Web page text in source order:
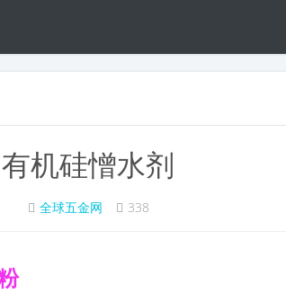
有机硅憎水剂
全球五金网 338